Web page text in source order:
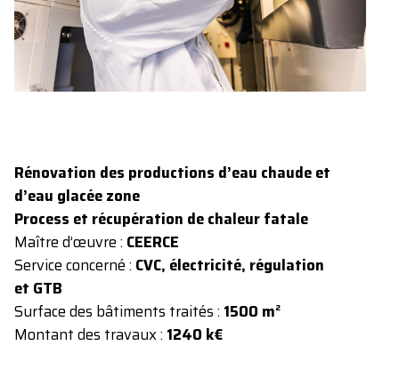
Rénovation des productions d’eau chaude et
d’eau glacée zone
Process et récupération de chaleur fatale
Maître d’œuvre : CEERCE
Service concerné : CVC, électricité, régulation
et GTB
Surface des bâtiments traités : 1500 m²
Montant des travaux : 1240 k€